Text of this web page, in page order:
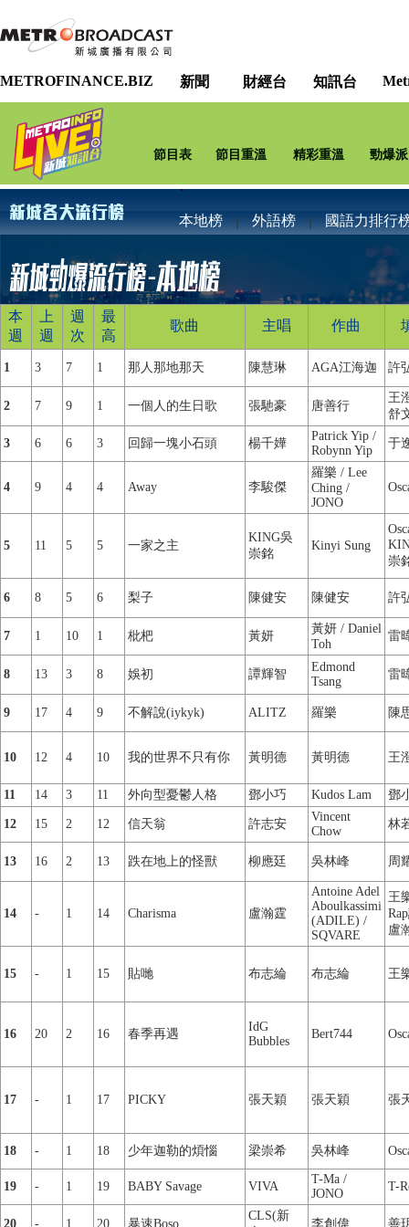
METROFINANCE.BIZ 新聞 財經台 知訊台
節目表 節目重溫 精彩重溫 勁爆
本地榜 外語榜 國語力排行
本
週
上
週
週
次
最
高
歌曲 主唱 作曲
1 3 7 1 那人那地那天 陳慧琳 AGA江海迦 許
2 7 9 1 一個人的生日歌 張馳豪 唐善行
王
舒
3 6 6 3 回歸一塊小石頭 楊千嬅
Patrick Yip /
Robynn Yip
于
4 9 4 4 Away 李駿傑
羅樂 / Lee
Ching /
JONO
5 11 5 5 一家之主
KING吳
崇銘
Kinyi Sung
崇
6 8 5 6 梨子 陳健安 陳健安 許
7 1 10 1 枇杷 黃妍
黃妍 / Daniel
Toh
雷
8 13 3 8 娛初 譚輝智
Edmond
Tsang
雷
9 17 4 9 不解說(iykyk) ALITZ 羅樂 陳
10 12 4 10 我的世界不只有你 黃明德 黃明德 王
11 14 3 11 外向型憂鬱人格 鄧小巧 Kudos Lam 鄧
12 15 2 12 信天翁 許志安
Vincent
Chow
林
13 16 2 13 跌在地上的怪獸 柳應廷 吳林峰 周
14 - 1 14 Charisma 盧瀚霆
Antoine Adel
Aboulkassimi
(ADILE) /
SQVARE
王
盧
15 - 1 15 貼哋 布志綸 布志綸 王
16 20 2 16 春季再遇
IdG
Bubbles
Bert744
17 - 1 17 PICKY 張天穎 張天穎 張
18 - 1 18 少年迦勒的煩惱 梁崇希 吳林峰
19 - 1 19 BABY Savage VIVA
T-Ma /
JONO
T-
20 - 1 20 暴速Boso
CLS(新
李創偉 善